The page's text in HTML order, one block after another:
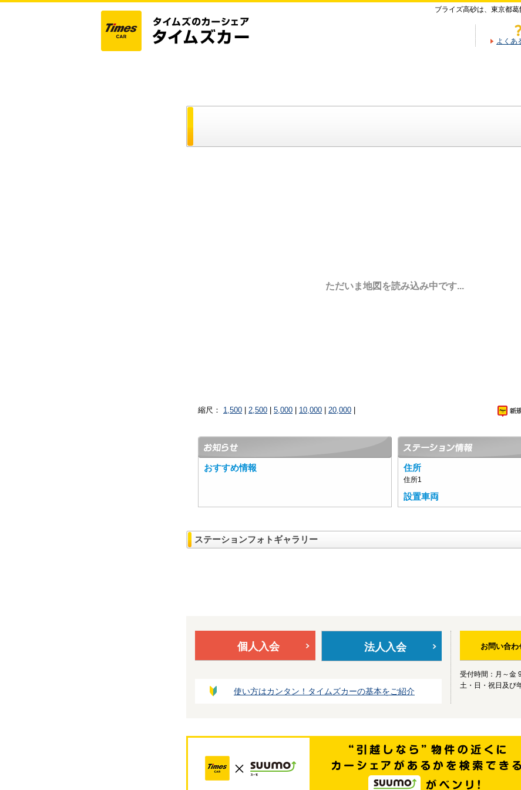
ブライズ高砂は、東京都
よくあ
ただいま地図を読み込み中です...
縮尺： 1,500 2,500 5,000 10,000 20,000
おすすめ情報 住所
住所1
設置車両
ステーションフォトギャラリー
個人入会 法人入会
使い方はカンタン！タイムズカーの基本をご紹介
お問い合
受付時間：月～金
土・日・祝日及び